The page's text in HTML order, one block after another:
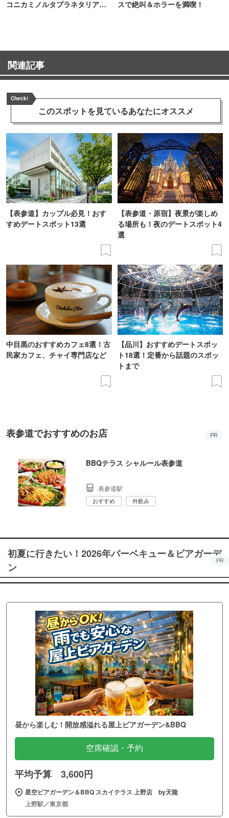
コニカミノルタプラネタリア
スで絶叫＆ホラーを満喫！
関連記事
Check!
このスポットを見ているあなたにオススメ
【表参道】カップル必見！おす
すめデートスポット13選
【表参道・原宿】夜景が楽しめ
る場所も！夜のデートスポット4
選
中目黒のおすすめカフェ8選！古
民家カフェ、チャイ専門店など
【品川】おすすめデートスポッ
ト18選！定番から話題のスポッ
トまで
表参道でおすすめのお店 PR
BBQテラス シャルール表参道
表参道駅
おすすめ 外飲み
初夏に行きたい！2026年バーベキュー＆ビアガーデ
ン
PR
昼から楽しむ！開放感溢れる屋上ビアガーデン&BBQ
空席確認・予約
平均予算 3,600円
星空ビアガーデン＆BBQ スカイテラス 上野店 by天龍
上野駅／東京都